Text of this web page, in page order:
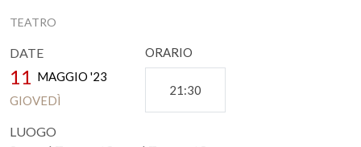
TEATRO
DATE
11 MAGGIO '23
GIOVEDÌ
ORARIO
21:30
LUOGO